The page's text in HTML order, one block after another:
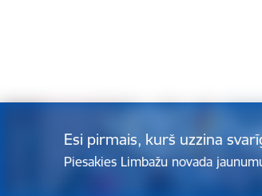
Esi pirmais, kurš uzzina
Piesakies Limbažu novada